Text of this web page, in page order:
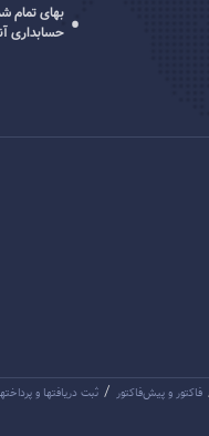
بهای تمام
حسابداری
فاکتور و پیش‌فاکتور / ثبت دریافتها و